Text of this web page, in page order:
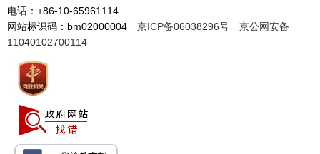
电话：+86-10-65961114
网站标识码：bm02000004 京ICP备06038296号
京公网安备
11040102700114